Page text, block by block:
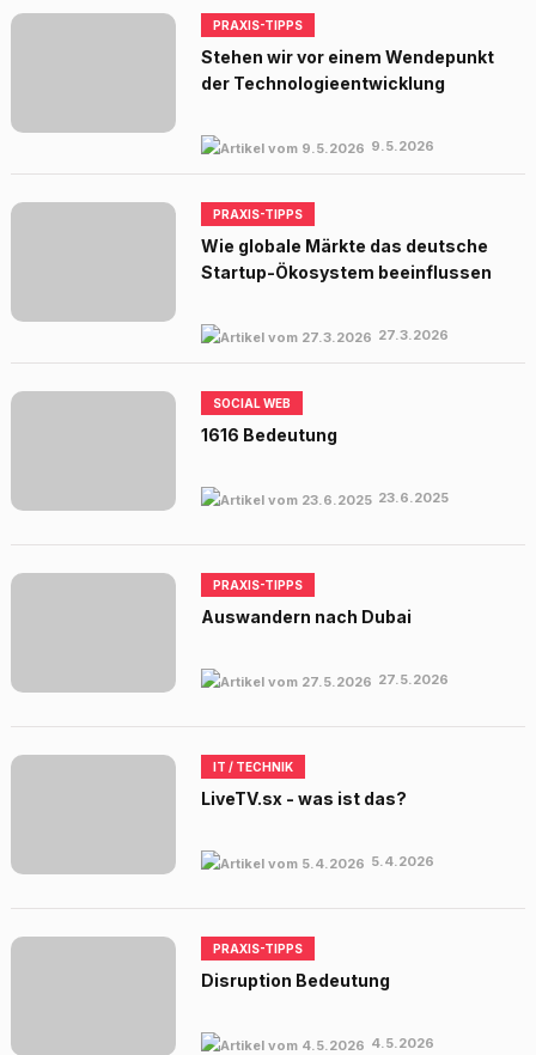
PRAXIS-TIPPS
Stehen wir vor einem Wendepunkt
der Technologieentwicklung
9.5.2026
PRAXIS-TIPPS
Wie globale Märkte das deutsche
Startup-Ökosystem beeinflussen
27.3.2026
SOCIAL WEB
1616 Bedeutung
23.6.2025
PRAXIS-TIPPS
Auswandern nach Dubai
27.5.2026
IT / TECHNIK
LiveTV.sx - was ist das?
5.4.2026
PRAXIS-TIPPS
Disruption Bedeutung
4.5.2026